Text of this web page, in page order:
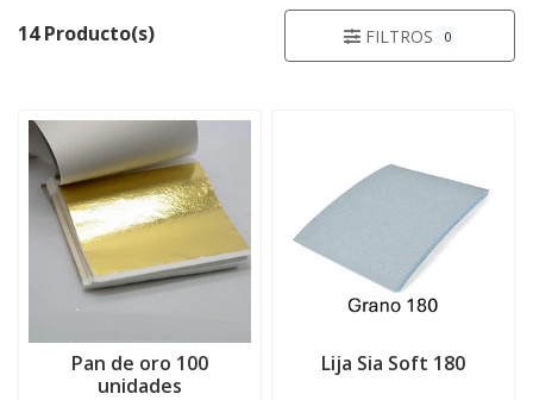
14 Producto(s) FILTROS 0
Pan de oro 100
unidades
Lija Sia Soft 180